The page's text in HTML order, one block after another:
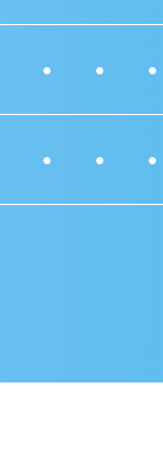
● ● ●
● ● ●